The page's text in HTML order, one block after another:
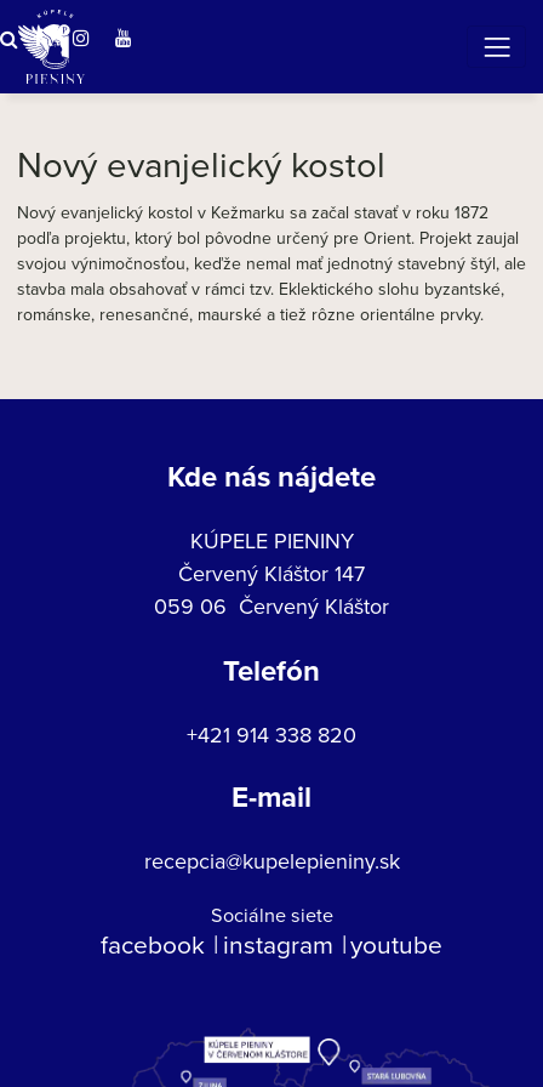
Nový evanjelický kostol
Nový evanjelický kostol v Kežmarku sa začal stavať v roku 1872
podľa projektu, ktorý bol pôvodne určený pre Orient. Projekt zaujal
svojou výnimočnosťou, keďže nemal mať jednotný stavebný štýl, ale
stavba mala obsahovať v rámci tzv. Eklektického slohu byzantské,
románske, renesančné, maurské a tiež rôzne orientálne prvky.
Kde nás nájdete
KÚPELE PIENINY
Červený Kláštor 147
059 06 Červený Kláštor
Telefón
+421 914 338 820
E-mail
recepcia@kupelepieniny.sk
Sociálne siete
facebook instagram youtube